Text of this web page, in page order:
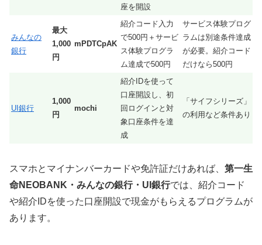
座を開設
みんなの
銀行
最大
1,000
円
mPDTCpAK
紹介コード入力
で500円＋サービ
ス体験プログラ
ム達成で500円
サービス体験プログ
ラムは別途条件達成
が必要。紹介コード
だけなら500円
UI銀行
1,000
円
mochi
紹介IDを使って
口座開設し、初
回ログインと対
象口座条件を達
成
「サイフシリーズ」
の利用など条件あり
スマホとマイナンバーカードや免許証だけあれば、 第一生
命NEOBANK・みんなの銀行・UI銀行では、紹介コード
や紹介IDを使った口座開設で現金がもらえるプログラムが
あります。